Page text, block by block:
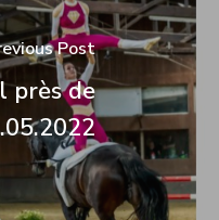
Post
près de